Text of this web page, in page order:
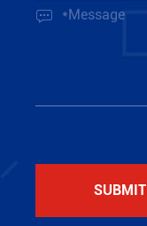

SUBMIT